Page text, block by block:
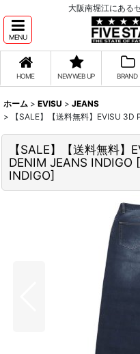
大阪南堀江にある
MENU
HOME NEW WEB UP BRAND
ホーム > EVISU > JEANS
>
【SALE】【送料無料】EVISU
【SALE】【送料無料
DENIM JEANS INDIGO [
INDIGO]